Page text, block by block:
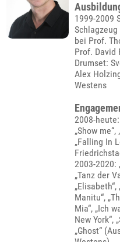
1999-2009
bei Prof.
Prof. David
Drumset:
Alex
Westens
2008-heute:
„Show me“,
„Falling In
2003-2020:
„Tanz der
Manitu“,
Mia“, „Ich
New York“,
„Ghost“